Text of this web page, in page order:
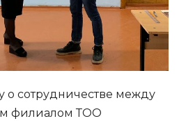
о сотрудничестве между
филиалом ТОО